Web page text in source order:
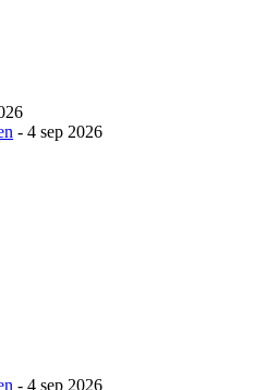
- 4 sep 2026
- 4 sep 2026